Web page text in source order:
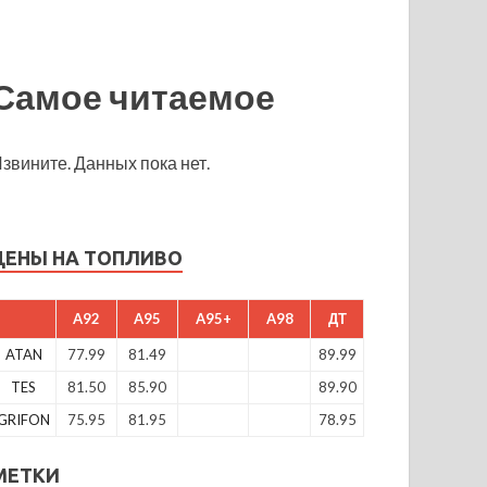
читаемое
Данных пока нет.
НА ТОПЛИВО
A92 A95 A95+ A98 ДТ
ATAN 77.99 81.49
89.99
TES
81.50 85.90
89.90
75.95 81.95 78.95